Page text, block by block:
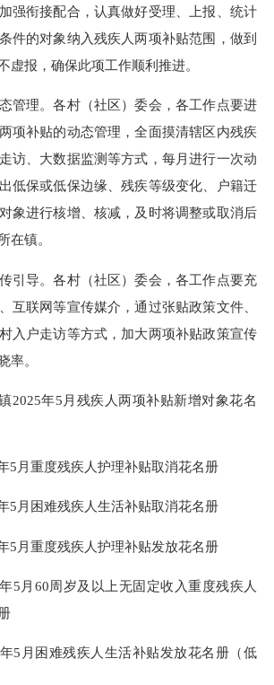
强衔接配合，认真做好受理、上报、统计
件的对象纳入残疾人两项补贴范围，做到
虚报，确保此项工作顺利推进。
理。各村（社区）委会，各工作点要进
项补贴的动态管理，全面摸清辖区内残疾
访、大数据监测等方式，每月进行一次动
低保或低保边缘、残疾等级变化、户籍迁
象进行核增、核减，及时将调整或取消后
在镇。
导。各村（社区）委会，各工作点要充
互联网等宣传媒介，通过张贴政策文件、
入户走访等方式，加大两项补贴政策宣传
率。
年5月残疾人两项补贴新增对象花名
月重度残疾人护理补贴取消花名册
月困难残疾人生活补贴取消花名册
月重度残疾人护理补贴发放花名册
月60周岁及以上无固定收入重度残疾人
月困难残疾人生活补贴发放花名册（低